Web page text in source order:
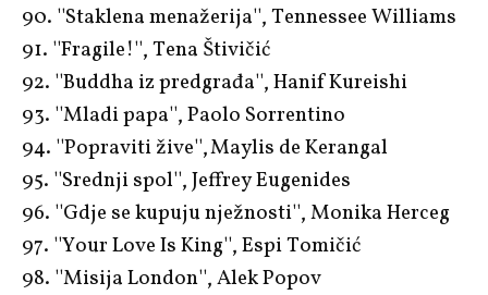
90. ''Staklena menažerija'', Tennessee Williams
91. ''Fragile!'', Tena Štivičić
92. ''Buddha iz predgrađa'', Hanif Kureishi
93. ''Mladi papa'', Paolo Sorrentino
94. ''Popraviti žive'', Maylis de Kerangal
95. ''Srednji spol'', Jeffrey Eugenides
96. ''Gdje se kupuju nježnosti'', Monika Herceg
97. ''Your Love Is King'', Espi Tomičić
98. ''Misija London'', Alek Popov